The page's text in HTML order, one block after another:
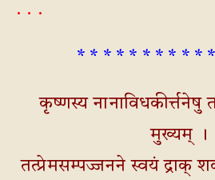
. . .
* * * * * * * * * *
कृष्णस्य नानाविधकीर्त्तनेषु
मुख्यम् ।
तत्प्रेमसम्पज्जनने स्वयं द्राक्